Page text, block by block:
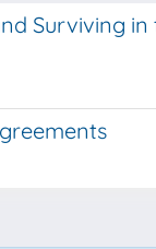
Surviving